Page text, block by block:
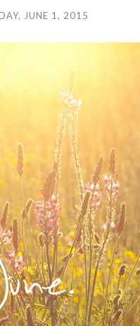
JUNE 1, 2015